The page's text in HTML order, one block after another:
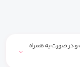
و در صورت به همراه